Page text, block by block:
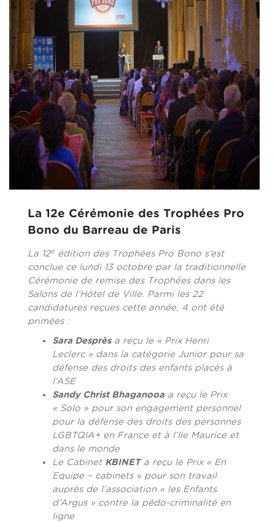
La 12e Cérémonie des Trophées Pro
Bono du Barreau de Paris
La 12e édition des Trophées Pro Bono s’est
conclue ce lundi 13 octobre par la traditionnelle
Cérémonie de remise des Trophées dans les
Salons de l’Hôtel de Ville. Parmi les 22
candidatures reçues cette année, 4 ont été
primées :
Sara Desprèsa reçu le « Prix Henri
Leclerc » dans la catégorie Junior pour sa
défense des droits des enfants placés à
l’ASE
Sandy Christ Bhaganooa a reçu le Prix
« Solo » pour son engagement personnel
pour la défense des droits des personnes
LGBTQIA+ en France et à l’Ile Maurice et
dans le monde
Le Cabinet KBINETa reçu le Prix « En
Equipe – cabinets » pour son travail
auprès de l’association « les Enfants
d’Argus » contre la pédo-criminalité en
ligne